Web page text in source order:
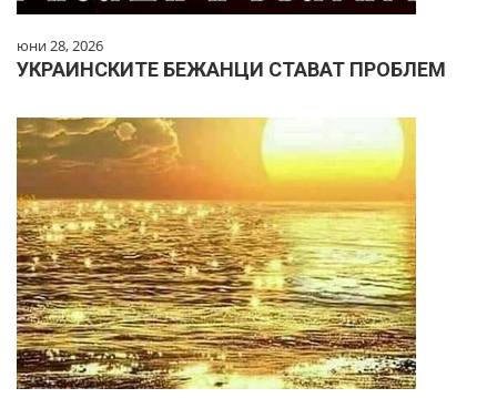
юни 28, 2026
УКРАИНСКИТЕ БЕЖАНЦИ СТАВАТ ПРОБЛЕМ